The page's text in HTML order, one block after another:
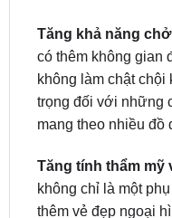
không làm chật chội
trọng đối với những
mang theo nhiều đồ
Tăng tính thẩm mỹ
thêm vẻ đẹp ngoại
xe. Giá nóc có thể
của bạn trở nên độc